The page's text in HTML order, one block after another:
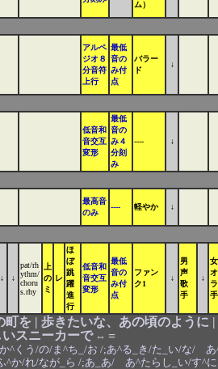
ム）
アルペ
ジオ８
分音符
上行
最低
音の
み付
点
バラー
ド
↓
低音和
音交互
変形
最低
音の
み４
分刻
み
---- ↓
最高音
のみ
---- 軽やか ↓
↓ ↓
pat/rh
ythm/
choru
s.rhy
上
の
ミ
レ
ほ
ぼ
跳
躍
進
行
低音和
音交互
変形
最低
音の
み付
点
ファン
ク1
↓
男
声
歌
手
↓
手
町を | 歩きたいな、あの頃のように
スニーカーで ⇔ =
^くう/の/ま^ち_/お /;あ^る_き/た_い/な/ あ
^か/れ/なが_ら /;あ_あ/ あ^たらし_い/す^